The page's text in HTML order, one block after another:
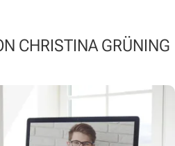
CHRISTINA GRÜNING